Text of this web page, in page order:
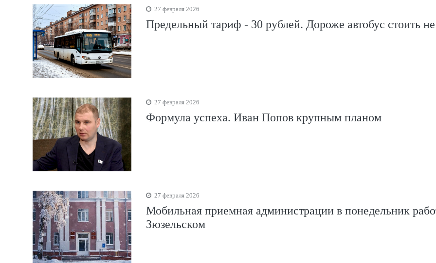
27 февраля 2026
Предельный тариф - 30 рублей. Дороже автобус стоить
27 февраля 2026
Формула успеха. Иван Попов крупным планом
27 февраля 2026
Мобильная приемная администрации в понедельник
Зюзельском